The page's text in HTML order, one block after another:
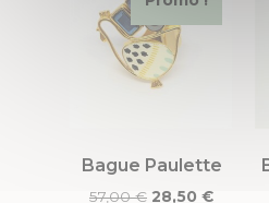
Bague Paulette
57,00€ 28,50 €